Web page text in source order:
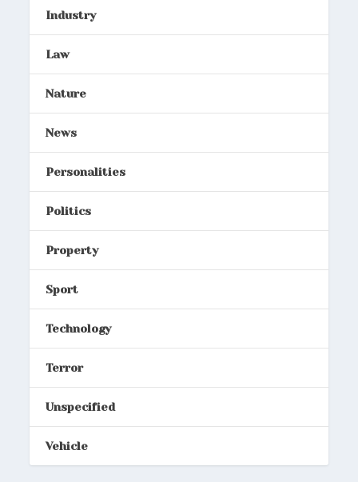
Industry
Law
Nature
News
Personalities
Politics
Property
Sport
Technology
Terror
Unspecified
Vehicle